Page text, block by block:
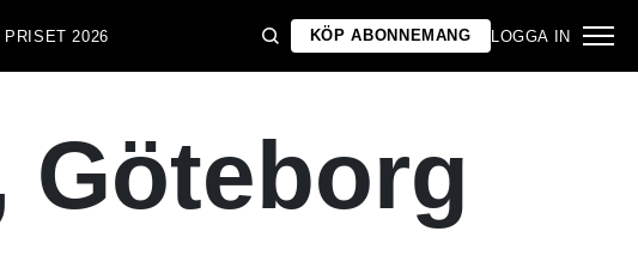
PRISET 2026 KÖP ABONNEMANG LOGGA IN
Göteborg